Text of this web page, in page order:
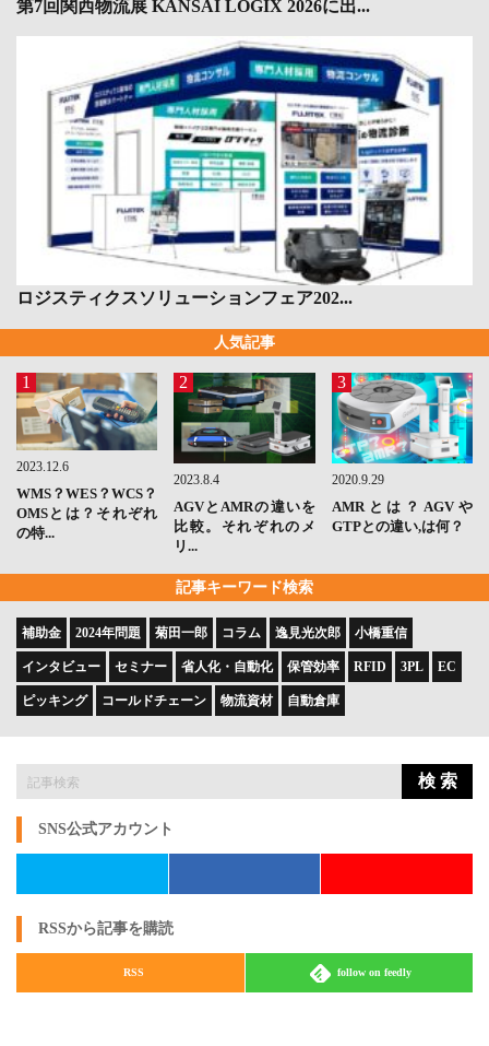
第7回関西物流展 KANSAI LOGIX 2026に出...
ロジスティクスソリューションフェア202...
人気記事
1
2023.12.6
WMS？WES？WCS？
OMSとは？それぞれ
の特...
2
2023.8.4
AGVとAMRの違いを
比較。それぞれのメ
リ...
3
2020.9.29
AMRとは？AGVや
GTPとの違い,は何？
記事キーワード検索
補助金 2024年問題 菊田一郎 コラム 逸見光次郎 小橋重信
インタビュー セミナー 省人化・自動化 保管効率 RFID 3PL EC
ピッキング コールドチェーン 物流資材 自動倉庫
検 索
SNS公式アカウント
RSSから記事を購読
RSS follow on feedly